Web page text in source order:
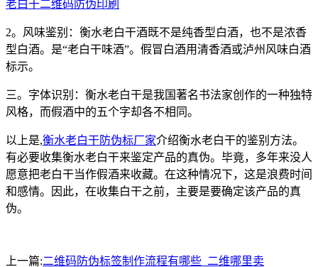
老白干二维码防伪印刷
2。风味鉴别：衡水老白干酒既不是纯香型白酒，也不是浓香
型白酒。是“老白干味酒”。假冒白酒用清香酒或泸州风味白酒
标示。
三。字体识别：衡水老白干是我国著名书法家创作的一种独特
风格，而假酒中的五个字却各不相同。
以上是,衡水老白干防伪标厂家介绍衡水老白干的鉴别方法。
有必要收集衡水老白干来鉴定产品的真伪。毕竟，多年来没人
愿意把老白干当作假酒来收藏。在这种情况下，这是浪费时间
和感情。因此，在收集白干之前，主要是要确定该产品的真
伪。
上一篇:二维码防伪标签制作流程有哪些_二维哪里卖